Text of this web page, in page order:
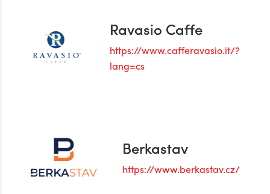
Ravasio Caffe
https://www.cafferavasio.it/?
lang=cs
Berkastav
https://www.berkastav.cz/